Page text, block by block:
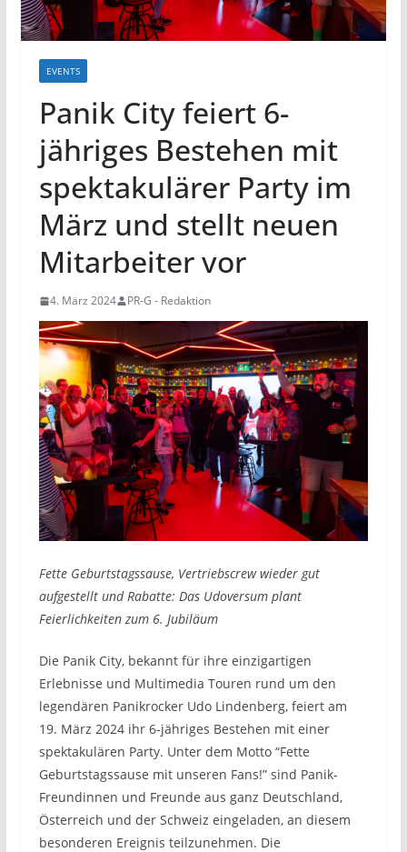
EVENTS
Panik City feiert 6-
jähriges Bestehen mit
spektakulärer Party im
März und stellt neuen
Mitarbeiter vor
4. März 2024 PR-G - Redaktion
Fette Geburtstagssause, Vertriebscrew wieder gut
aufgestellt und Rabatte: Das Udoversum plant
Feierlichkeiten zum 6. Jubiläum
Die Panik City, bekannt für ihre einzigartigen
Erlebnisse und Multimedia Touren rund um den
legendären Panikrocker Udo Lindenberg, feiert am
19. März 2024 ihr 6-jähriges Bestehen mit einer
spektakulären Party. Unter dem Motto “Fette
Geburtstagssause mit unseren Fans!” sind Panik-
Freundinnen und Freunde aus ganz Deutschland,
Österreich und der Schweiz eingeladen, an diesem
besonderen Ereignis teilzunehmen. Die